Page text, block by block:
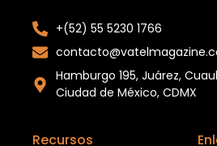
+(52) 55 5230 1766
Hamburgo 195, Juárez,
Ciudad de México, CDMX
Recursos